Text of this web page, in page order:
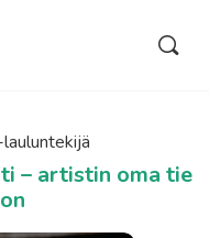
– artistin oma tie